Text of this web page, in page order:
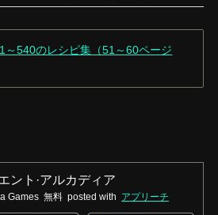
～540のレシピ集（51～60ページ
ント·アルカディア
Games 無料 posted with アプリーチ